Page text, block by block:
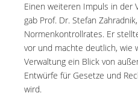
Einen weiteren Impuls in der
gab Prof. Dr. Stefan
Normenkontrollrates. Er
vor und machte deutlich, wie
Verwaltung ein Blick von
Entwürfe für Gesetze und
wird.